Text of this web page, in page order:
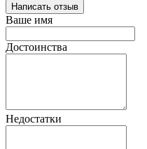
Написать отзыв
Ваше имя
Достоинства
Недостатки